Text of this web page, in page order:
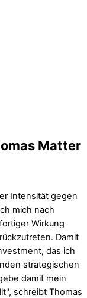
Matter
Intensität gegen
mich nach
Wirkung
Damit
das ich
strategischen
damit mein
schreibt Thomas